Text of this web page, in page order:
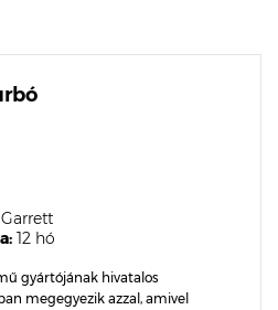
12 hó
Garrett
gyártójának hivatalos
megegyezik azzal, amivel